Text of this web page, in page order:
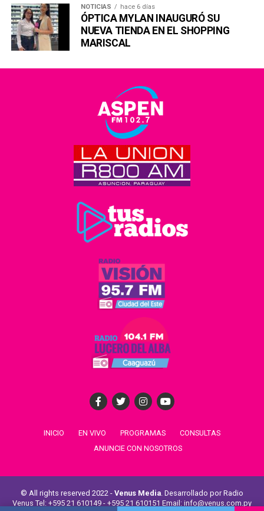
NOTICIAS hace 6 días
ÓPTICA MYLAN INAUGURÓ SU
NUEVA TIENDA EN EL SHOPPING
MARISCAL
INICIO EN VIVO PROGRAMAS
CONSULTAS
ANUNCIE CON NOSOTROS
© All rights reserved 2022 - Venus Media. Desarrollado por Radio
Venus Tel: +595 21 610149 - +595 21 610151 Email: info@venus.com.py